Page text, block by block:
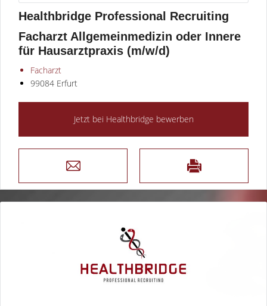
Healthbridge Professional Recruiting
Facharzt Allgemeinmedizin oder Innere
für Hausarztpraxis (m/w/d)
Facharzt
99084 Erfurt